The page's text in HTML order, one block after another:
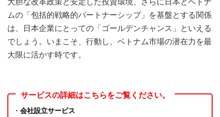
大胆な改革政策と安定した投資環境、さらに日本とベトナ
ムの「包括的戦略的パートナーシップ」を基盤とする関係
は、日本企業にとっての「ゴールデンチャンス」といえる
でしょう。いまこそ、行動し、ベトナム市場の潜在力を最
大限に活かす時です。
サービスの詳細はこちらをご覧ください。
· 会社設立サービス